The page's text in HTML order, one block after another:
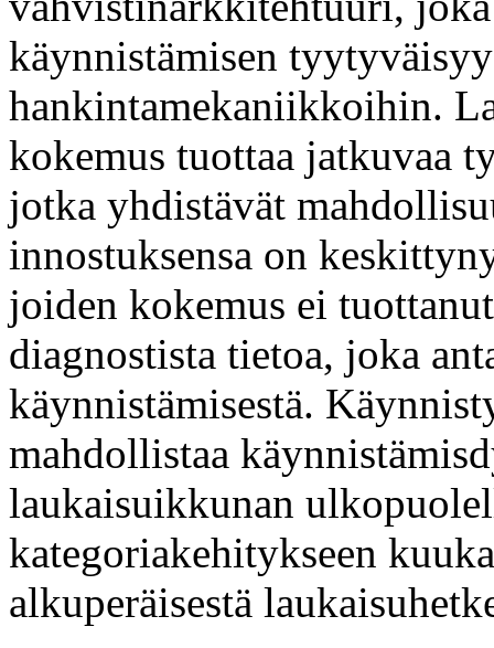
käynnistämisen
hankintamekaniikkoihin.
kokemus tuottaa jatkuvaa
jotka yhdistävät
innostuksensa on
joiden kokemus ei
diagnostista tietoa, joka
käynnistämisestä.
mahdollistaa
laukaisuikkunan
kategoriakehitykseen
alkuperäisestä